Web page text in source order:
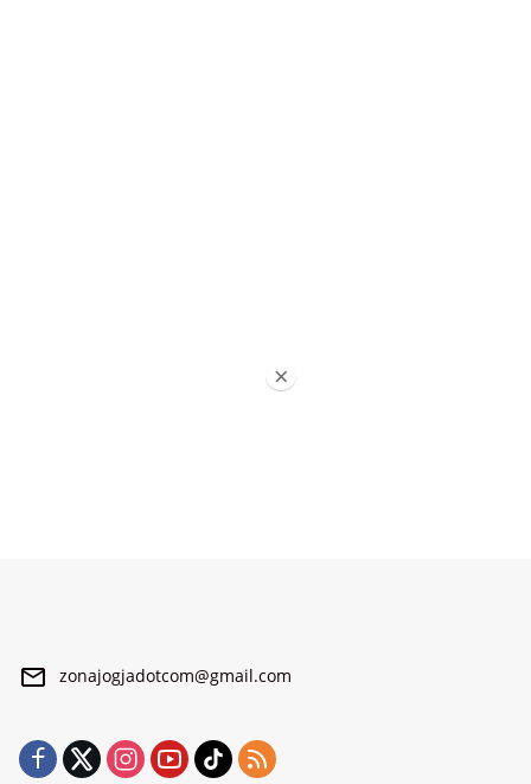
zonajogjadotcom@gmail.com
×